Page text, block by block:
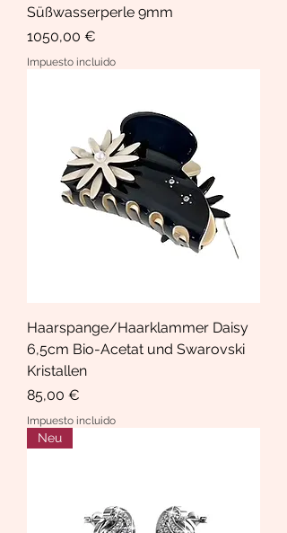
Süßwasserperle 9mm
Precio
1050,00 €
Impuesto incluido
Haarspange/Haarklammer Daisy
6,5cm Bio-Acetat und Swarovski
Kristallen
Precio
85,00 €
Impuesto incluido
Neu